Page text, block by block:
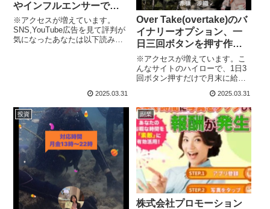
やインフルエンサーで話
題の投資?投資アプリの実
態や実践者の声、口コミ
や評判を調査しました、
※アクセスが増えています。
SNS,YouTube広告を見て評判が
気になったあなたは以下読み進
2025.03.31
Over Take(overtake)のバ
イナリーオプション、一
日三回ボタンを押す作業
で稼ぐに注意して下さ
い、小田桐サブディレク
ター、赤嶺沙織もグルで
※アクセスが増えています。こ
んなサイトのハイローで、1日3
回ボタン押すだけで月末に給与
引っかかってはいけません。ま
た、何百人もいるグループチャ
ットで盛り上がっているなんと
かキャンペーンに振り込んでは
いけませんよ...
2025.03.31
投資 副業
株式会社プロモーション